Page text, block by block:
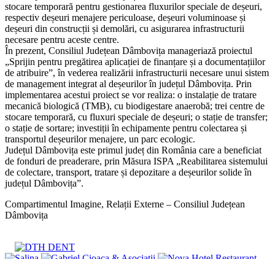
stocare temporară pentru gestionarea fluxurilor speciale de deșeuri,
respectiv deșeuri menajere periculoase, deșeuri voluminoase și
deșeuri din construcții și demolări, cu asigurarea infrastructurii
necesare pentru aceste centre.
În prezent, Consiliul Județean Dâmbovița manageriază proiectul
„Sprijin pentru pregătirea aplicației de finanțare și a documentațiilor
de atribuire”, în vederea realizării infrastructurii necesare unui sistem
de management integrat al deșeurilor în județul Dâmbovița. Prin
implementarea acestui proiect se vor realiza: o instalație de tratare
mecanică biologică (TMB), cu biodigestare anaerobă; trei centre de
stocare temporară, cu fluxuri speciale de deșeuri; o stație de transfer;
o stație de sortare; investiții în echipamente pentru colectarea și
transportul deșeurilor menajere, un parc ecologic.
Județul Dâmbovița este primul județ din România care a beneficiat
de fonduri de preaderare, prin Măsura ISPA „Reabilitarea sistemului
de colectare, transport, tratare și depozitare a deșeurilor solide în
județul Dâmbovița”.
Compartimentul Imagine, Relații Externe – Consiliul Județean
Dâmbovița